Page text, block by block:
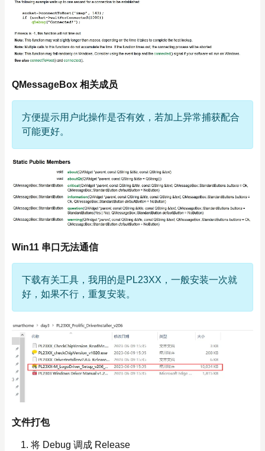
QMessageBox 相关成员
方便提示用户此操作是否有效，若加上异常捕获配合
可能更好。
Win11 串口无法通信
下载有关工具，我用的是PL23XX，一般安装一次就
好，如果不行，重复安装。
文件打包
将 Debug 调成 Release